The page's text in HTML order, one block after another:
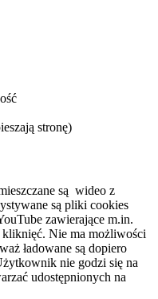
stronę)
są wideo z
są pliki cookies
zawierające m.in.
Nie ma możliwości
ładowane są dopiero
nie godzi się na
udostępnionych na